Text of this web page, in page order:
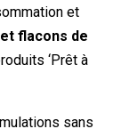
et
flacons de
‘Prêt à
sans